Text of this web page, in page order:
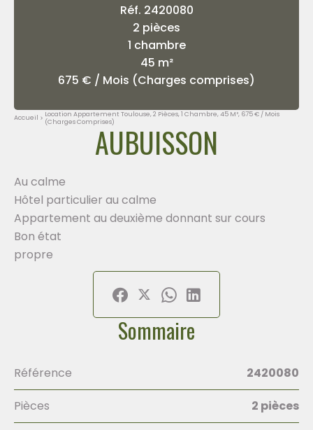
Réf. 2420080
2 pièces
1 chambre
45 m²
675 € / Mois (Charges comprises)
Accueil
Location Appartement Toulouse, 2 Pièces, 1 Chambre, 45 M², 675 € / Mois
(Charges Comprises)AUBUISSON
Au calme
Hôtel particulier au calme
Appartement au deuxième donnant sur cours
Bon état
propre
Sommaire
Référence 2420080
Pièces 2 pièces